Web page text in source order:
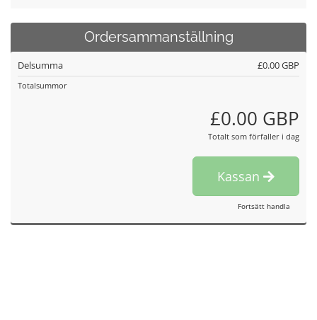
Ordersammanställning
Delsumma £0.00 GBP
Totalsummor
£0.00 GBP
Totalt som förfaller i dag
Kassan
Fortsätt handla